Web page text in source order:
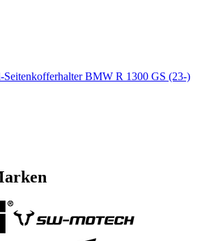
Seitenkofferhalter BMW R 1300 GS (23-)